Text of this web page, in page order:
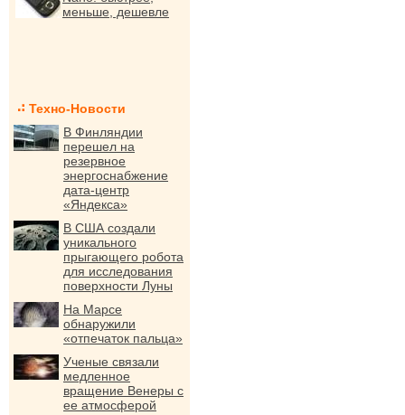
меньше, дешевле
Техно-Новости
В Финляндии
перешел на
резервное
энергоснабжение
дата-центр
«Яндекса»
В США создали
уникального
прыгающего робота
для исследования
поверхности Луны
На Марсе
обнаружили
«отпечаток пальца»
Ученые связали
медленное
вращение Венеры с
ее атмосферой